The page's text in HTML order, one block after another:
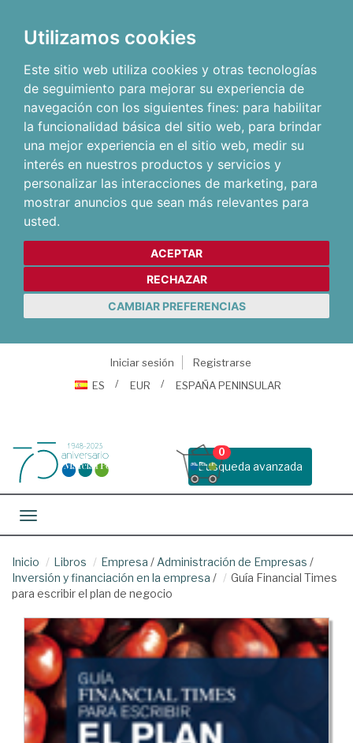
Utilizamos cookies
Este sitio web utiliza cookies y otras tecnologías
de seguimiento para mejorar su experiencia de
navegación con los siguientes fines: para habilitar
la funcionalidad básica del sitio web, para brindar
una mejor experiencia en el sitio web, medir su
interés en nuestros productos y servicios y
personalizar las interacciones de marketing, para
mostrar anuncios que sean más relevantes para
usted.
ACEPTAR
RECHAZAR
CAMBIAR PREFERENCIAS
Iniciar sesión
Registrarse
ES
EUR ESPAÑA PENINSULAR
Busqueda avanzada
0
Toggle navigation
Inicio Libros Empresa / Administración de Empresas /
Inversión y financiación en la empresa /
Guía Financial Times
para escribir el plan de negocio